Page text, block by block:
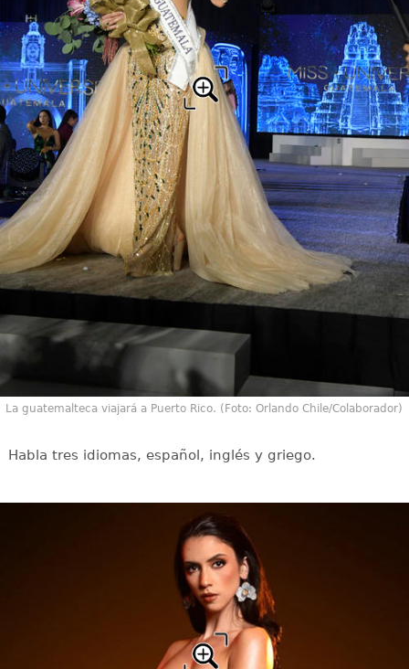
La guatemalteca viajará a Puerto Rico. (Foto: Orlando Chile/Colaborador)
Habla tres idiomas, español, inglés y griego.